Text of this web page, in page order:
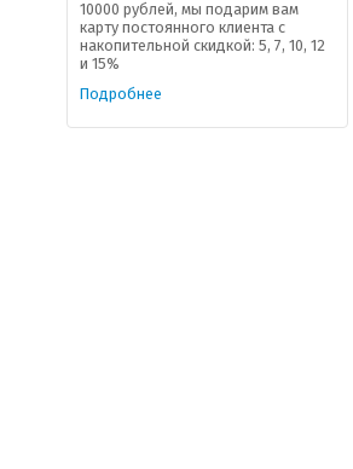
10000 рублей, мы подарим вам
карту постоянного клиента с
накопительной скидкой: 5, 7, 10, 12
и 15%
Подробнее